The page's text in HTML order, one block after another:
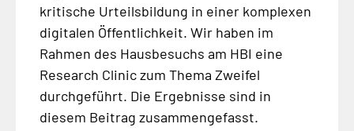
kritische Urteilsbildung in einer komplexen
digitalen Öffentlichkeit. Wir haben im
Rahmen des Hausbesuchs am HBI eine
Research Clinic zum Thema Zweifel
durchgeführt. Die Ergebnisse sind in
diesem Beitrag zusammengefasst.